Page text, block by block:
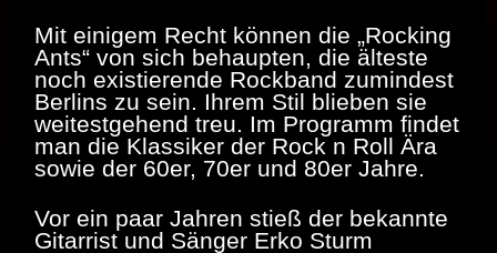
Mit einigem Recht können die „Rocking
Ants“ von sich behaupten, die älteste
noch existierende Rockband zumindest
Berlins zu sein. Ihrem Stil blieben sie
weitestgehend treu. Im Programm findet
man die Klassiker der Rock n Roll Ära
sowie der 60er, 70er und 80er Jahre.
Vor ein paar Jahren stieß der bekannte
Gitarrist und Sänger Erko Sturm